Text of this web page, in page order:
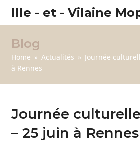
Ille - et - Vilaine
Blog
Home » Actualités » Journée
à Rennes
Journée
– 25 juin à Rennes